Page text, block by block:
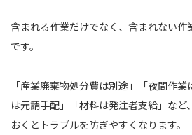
含まれる作業だけでなく、含まれない作
です。
「産業廃棄物処分費は別途」「夜間作
は元請手配」「材料は発注者支給」など
おくとトラブルを防ぎやすくなります。